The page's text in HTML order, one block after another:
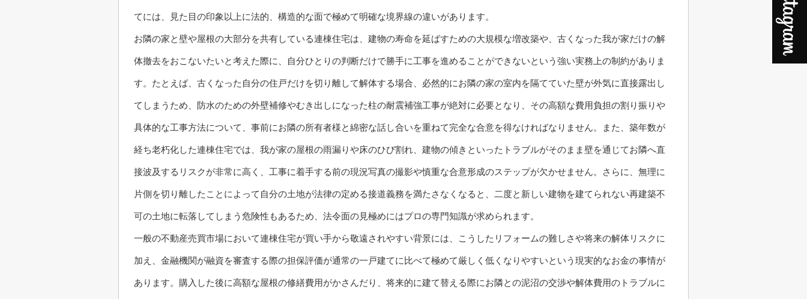
てには、見た目の印象以上に法的、構造的な面で極めて明確な境界線の違いがあります。
お隣の家と壁や屋根の大部分を共有している連棟住宅は、建物の寿命を延ばすための大規模な増改築や、古くなった我が家だけの解
体撤去をおこないたいと考えた際に、自分ひとりの判断だけで勝手に工事を進めることができないという強い実務上の制約がありま
す。たとえば、古くなった自分の住戸だけを切り離して解体する場合、必然的にお隣の家の室内を隔てていた壁が外気に直接露出し
てしまうため、防水のための外壁補修やむき出しになった柱の耐震補強工事が絶対に必要となり、その高額な費用負担の割り振りや
具体的な工事方法について、事前にお隣の所有者様と綿密な話し合いを重ねて完全な合意を得なければなりません。また、築年数が
経ち老朽化した連棟住宅では、我が家の屋根の雨漏りや床のひび割れ、建物の傾きといったトラブルがそのまま壁を通じてお隣へ直
接波及するリスクが非常に高く、工事に着手する前の現況写真の撮影や慎重な合意形成のステップが欠かせません。さらに、無理に
片側を切り離したことによって自分の土地が法律の定める接道義務を満たさなくなると、二度と新しい建物を建てられない再建築不
可の土地に転落してしまう危険性もあるため、法令面の見極めにはプロの専門知識が求められます。
一般の不動産売買市場において連棟住宅が買い手から敬遠されやすい背景には、こうしたリフォームの難しさや将来の解体リスクに
加え、金融機関が融資を審査する際の担保評価が通常の一戸建てに比べて極めて厳しく低くなりやすいという現実的なお金の事情が
あります。購入した後に高額な屋根の修繕費用がかさんだり、将来的に建て替える際にお隣との泥沼の交渉や解体費用のトラブルに